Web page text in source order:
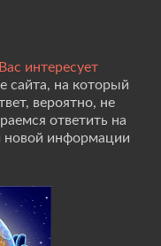
интересует
сайта, на который
вероятно, не
ответить на
новой информации